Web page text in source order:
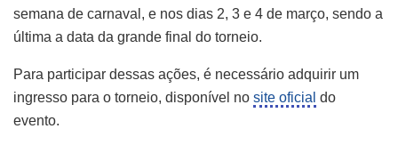
semana de carnaval, e nos dias 2, 3 e 4 de março, sendo a
última a data da grande final do torneio.
Para participar dessas ações, é necessário adquirir um
ingresso para o torneio, disponível no site oficial do
evento.